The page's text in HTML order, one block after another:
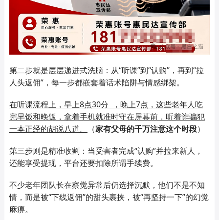
第二步就是层层递进式洗脑：从“听课”到“认购”，再到“拉
人头返佣”，每一步都嵌套着话术陷阱与情感绑架。
在听课流程上，早上8点30分 ，晚上7点，这些老年人吃
完早饭和晚饭，拿着手机就准时守在屏幕前，听着诈骗犯
一本正经的胡说八道。
（家有父母的千万注意这个时段）
第三步则是精准收割：当受害者完成“认购”并拉来新人，
还能享受提现，平台还要扣除所谓手续费。
不少老年团队长在察觉异常后仍选择沉默，他们不是不知
情，而是被“下线返佣”的甜头裹挟，被“再坚持一下”的幻觉
麻痹。